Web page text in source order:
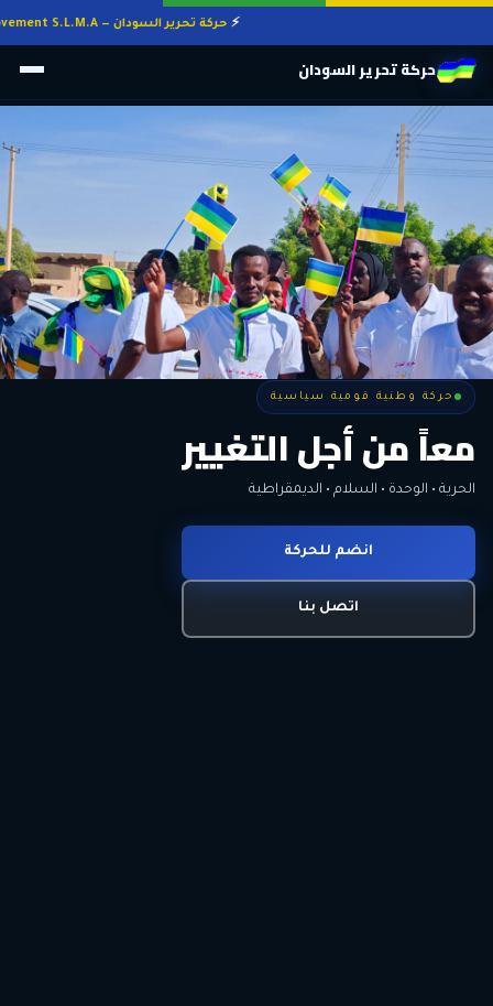
حركة تحرير السودان — Sudan Liberation Movement S.L.M.A
حركة تحرير السودان
حركة وطنية قومية سياسية
وطنٌ لكل أهله
المواطنة هي المعيار الأوحد لنيل الحقوق وأداء الواجبات
تعرّف على الحركة
برنامجنا السياسي
حركة وطنية قومية سياسية
معاً من أجل التغيير
الحرية • الوحدة • السلام • الديمقراطية
انضم للحركة
اتصل بنا